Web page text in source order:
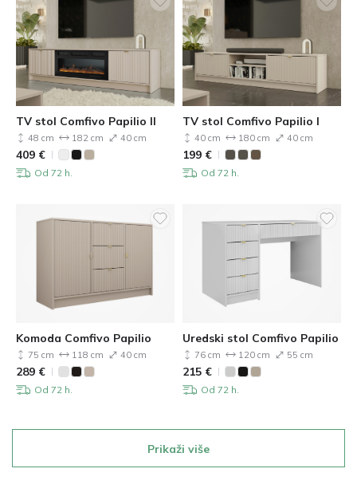
spavaćoj sobi ili kućnom uredu te se skladno nadopunjuje s
različitim stilovima uređenja interijera. Posebno je prikladna za
moderno klasične, minimalističke i interijere u nježnim, toplim
tonovima.
TV stol Comfivo Papilio II
48 cm 182 cm 40 cm
409 €
Od 72 h.
TV stol Comfivo Papilio I
40 cm 180 cm 40 cm
199 €
Od 72 h.
Komoda Comfivo Papilio
75 cm 118 cm 40 cm
289 €
Od 72 h.
Uredski stol Comfivo Papilio
76 cm 120 cm 55 cm
215 €
Od 72 h.
Prikaži više